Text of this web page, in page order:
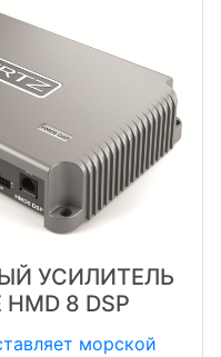
УСИЛИТЕЛЬ
HMD 8 DSP
морской